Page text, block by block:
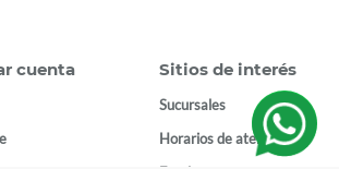
cuenta Sitios de interés
Sucursales
Horarios de atención